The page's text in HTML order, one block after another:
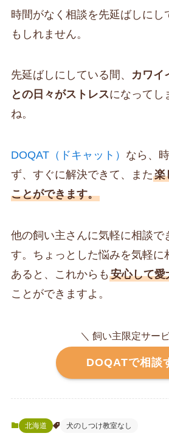
時間がなく相談を先延ばしにし
もしれません。
先延ばしにしている間、
カワイ
との日々がストレスになってし
ね。
DOQAT（ドキャット） なら、
ず、すぐに解決できて、また楽
ことができます。
他の飼い主さんに気軽に相談で
す。ちょっとした悩みを気軽に
あると、これからも 安心して愛
ことができますよ。
＼ 飼い主限定サー
DOQATで相談
北海道 犬のしつけ教室なし